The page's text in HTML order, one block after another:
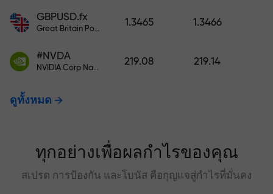
GBPUSD.fx
Great Britain Pound vs US Dollar
1.3465 1.3466
#NVDA
NVIDIA Corp Nasdaq Stock Exchange (Nasdaq) USD
219.08 219.14
ดูทั้งหมด
ทุกอย่างเพื่อผลกำไรของคุณ
สเปรด การป้องกัน และโบนัส คือกุญแจสู่กำไรที่มั่นคง